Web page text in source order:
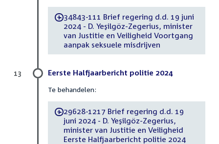
-34843-111 Brief regering d.d. 19 juni
2024 - D. Yeşilgöz-Zegerius, minister
van Justitie en Veiligheid Voortgang
aanpak seksuele misdrijven
Eerste Halfjaarbericht politie 2024
Te behandelen:
-29628-1217 Brief regering d.d. 19
juni 2024 - D. Yeşilgöz-Zegerius,
minister van Justitie en Veiligheid
Eerste Halfjaarbericht politie 2024
13